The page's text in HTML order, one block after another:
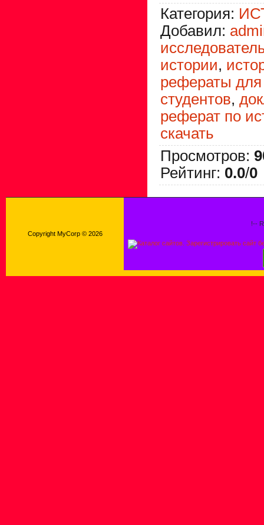
Категория:
Добавил:
истории,
рефераты
студентов,
реферат по
скачать
Просмотров:
Рейтинг: 0.0/0
Copyright MyCorp © 2026
!--